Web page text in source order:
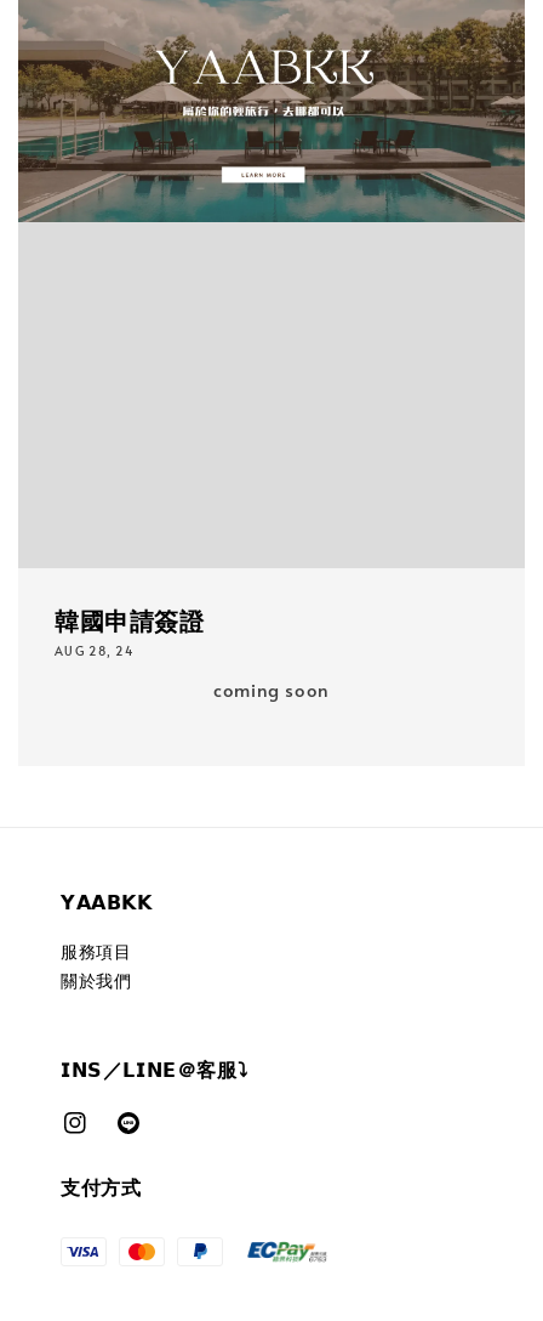
韓國申請簽證
AUG 28, 24
coming soon
𝗬𝗔𝗔𝗕𝗞𝗞
服務項目
關於我們
𝗜𝗡𝗦／𝗟𝗜𝗡𝗘＠客服⤵︎
支付方式